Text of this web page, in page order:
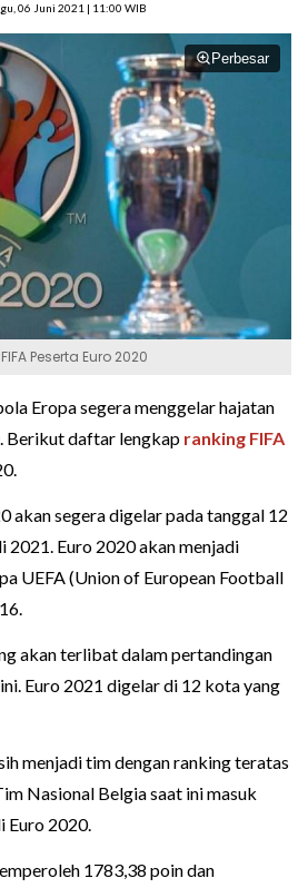
06 Juni 2021 | 11:00 WIB
Perbesar
Peserta Euro 2020
Eropa segera menggelar hajatan
. Berikut daftar lengkap ranking FIFA
akan segera digelar pada tanggal 12
2021. Euro 2020 akan menjadi
UEFA (Union of European Football
akan terlibat dalam pertandingan
Euro 2021 digelar di 12 kota yang
menjadi tim dengan ranking teratas
Nasional Belgia saat ini masuk
Euro 2020.
1783,38 poin dan